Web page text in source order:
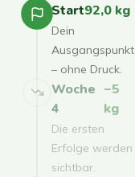
Start92,0 kg
Dein
Ausgangspunkt
– ohne Druck.
Woche
4
−5
kg
Die ersten
Erfolge werden
sichtbar.